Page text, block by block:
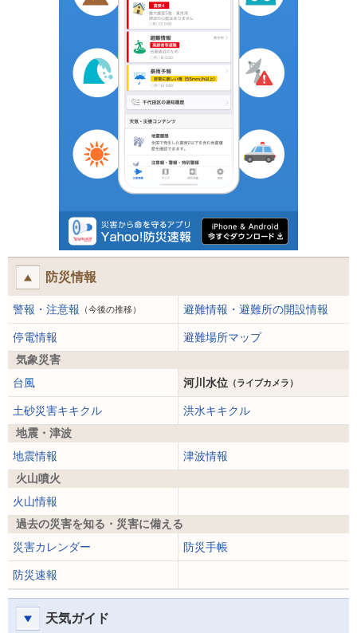
防災情報
警報・注意報 （今後の推移） 避難情報・避難所の開設情報
停電情報
避難場所マップ
気象災害
台風
河川水位 （ライブカメラ）
土砂災害キキクル
洪水キキクル
地震・津波
地震情報
津波情報
火山噴火
火山情報
過去の災害を知る・災害に備える
災害カレンダー
防災手帳
防災速報
天気ガイド